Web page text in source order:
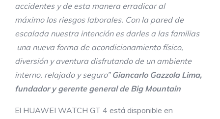
accidentes y de esta manera erradicar al
máximo los riesgos laborales. Con la pared de
escalada nuestra intención es darles a las familias
una nueva forma de acondicionamiento físico,
diversión y aventura disfrutando de un ambiente
interno, relajado y seguro” Giancarlo Gazzola Lima,
fundador y gerente general de Big Mountain
El HUAWEI WATCH GT 4 está disponible en